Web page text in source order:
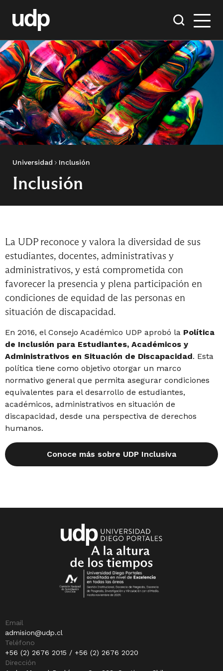
Universidad Inclusión
Inclusión
La UDP reconoce y valora la diversidad de sus
estudiantes, docentes, administrativas y
administrativos, y está comprometida con
favorecer la presencia y plena participación en
condiciones de equidad de las personas en
situación de discapacidad.
En 2016, el Consejo Académico UDP aprobó la Política
de Inclusión para Estudiantes, Académicos y
Administrativos en Situación de Discapacidad. Esta
política tiene como objetivo otorgar un marco
normativo general que permita asegurar condiciones
equivalentes para el desarrollo de estudiantes,
académicos, administrativos en situación de
discapacidad, desde una perspectiva de derechos
humanos.
Conoce más sobre UDP Inclusiva
Email
admision@udp.cl
Teléfono
+56 (2) 2676 2015 / +56 (2) 2676 2020
Dirección